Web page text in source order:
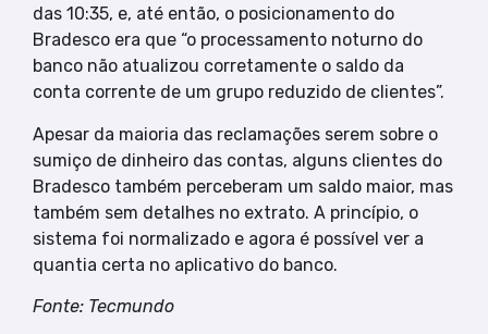
das 10:35, e, até então, o posicionamento do
Bradesco era que “o processamento noturno do
banco não atualizou corretamente o saldo da
conta corrente de um grupo reduzido de clientes”.
Apesar da maioria das reclamações serem sobre o
sumiço de dinheiro das contas, alguns clientes do
Bradesco também perceberam um saldo maior, mas
também sem detalhes no extrato. A princípio, o
sistema foi normalizado e agora é possível ver a
quantia certa no aplicativo do banco.
Fonte: Tecmundo